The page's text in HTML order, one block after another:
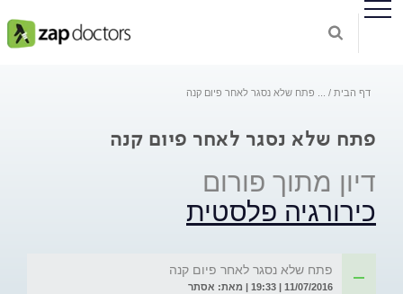
דף הבית פתח שלא נסגר לאחר פיום קנה
פתח שלא נסגר לאחר פיום קנה
דיון מתוך פורום
כירורגיה פלסטית
פתח שלא נסגר לאחר פיום קנה
11/07/2016 | 19:33 | מאת: אסתר